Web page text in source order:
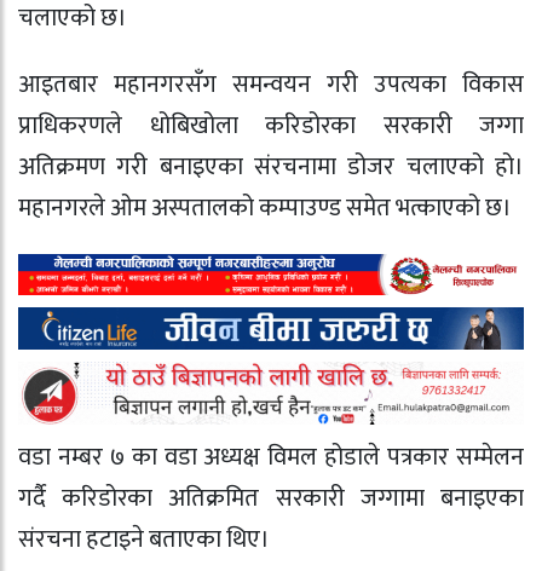
चलाएको छ।
आइतबार महानगरसँग समन्वयन गरी उपत्यका विकास
प्राधिकरणले धोबिखोला करिडोरका सरकारी जग्गा
अतिक्रमण गरी बनाइएका संरचनामा डोजर चलाएको हो।
महानगरले ओम अस्पतालको कम्पाउण्ड समेत भत्काएको छ।
वडा नम्बर ७ का वडा अध्यक्ष विमल होडाले पत्रकार सम्मेलन
गर्दै करिडोरका अतिक्रमित सरकारी जग्गामा बनाइएका
संरचना हटाइने बताएका थिए।